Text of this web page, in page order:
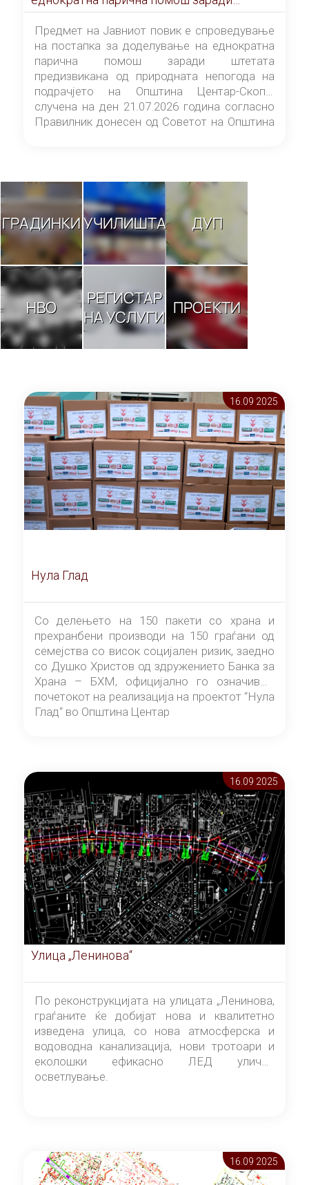
штетата предизвикана од природната
непогода на подрачјето на Општина
Центар-Скопје случена на ден 21.07.2026
година
Предмет на Јавниот повик е спроведување
на постапка за доделување на еднократна
парична помош заради штетата
предизвикана од природната непогода на
подрачјето на Општина Центар-Скопје
случена на ден 21.07.2026 година согласно
Правилник донесен од Советот на Општина
ГРАДИНКИУЧИЛИШТА ДУП
НВО
РЕГИСТАР
НА УСЛУГИ ПРОЕКТИ
16.09 2025
Нула Глад
Со делењето на 150 пакети со храна и
прехранбени производи на 150 граѓани од
семејства со висок социјален ризик, заедно
со Душко Христов од здружението Банка за
Храна – БХМ, официјално го означивме
почетокот на реализација на проектот “Нула
Глад“ во Општина Центар
16.09 2025
Улица „Ленинова“
По реконструкцијата на улицата „Ленинова,
граѓаните ќе добијат нова и квалитетно
изведена улица, со нова атмосферска и
водоводна канализација, нови тротоари и
еколошки ефикасно ЛЕД улично
осветлување.
16.09 2025